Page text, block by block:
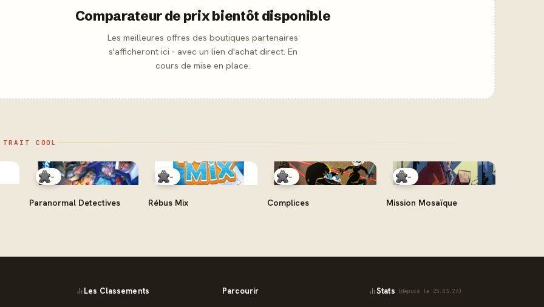
Comparateur de prix bientôt disponible
Les meilleures offres des boutiques partenaires
s'afficheront ici - avec un lien d'achat direct. En
cours de mise en place.
COOL
-
Paranormal Detectives
-
Rébus Mix
-
Complices
-
Mission Mosaïque
Les Classements
Parcourir
Stats (depuis le 25.03.24)